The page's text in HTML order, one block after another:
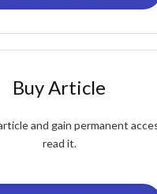
Buy Article
and gain permanent
read it.